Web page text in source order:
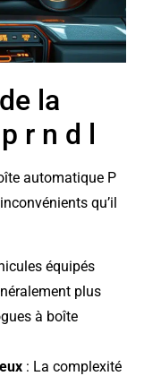
la
r n d l
automatique P
qu’il
équipés
plus
à boîte
: La complexité